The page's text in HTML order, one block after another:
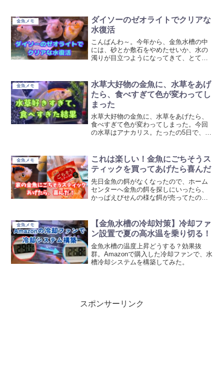
金魚メモ
ダイソーのゼオライトでクリアな
水復活
こんばんわ～。今年から、金魚水槽の中
には、砂とか敷石をやめたせいか、水の
濁りが目立つようになってきて、とても
で、透明な水復活を試してみました。
金魚メモ
水草大好物の金魚に、水草をあげ
たら、食べすぎて色が変わってし
まった
水草大好物の金魚に、水草をあげたら、
食べすぎて色が変わってしまった。今回
の水草はアナカリス。たったの5日で、葉
金魚メモ
これは楽しい！金魚にごちそうス
ティックを買ってあげたら喜んだ
先日金魚の餌がなくなったので、ホーム
センターへ金魚の餌を探しにいったら、
かっぱえびせんの様な餌が売ってたの
金魚メモ
【金魚水槽の冷却対策】冷却ファ
ン設置で夏の高水温を乗り切る！
金魚水槽の温度上昇どうする？効果抜
群。Amazonで購入した冷却ファンで、水
槽冷却システムを構築してみた。
スポンサーリンク